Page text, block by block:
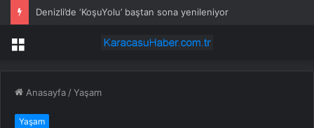
Denizli’de ‘KoşuYolu’ baştan sona yenileniyor
Menü
Anasayfa /Yaşam
Yaşam